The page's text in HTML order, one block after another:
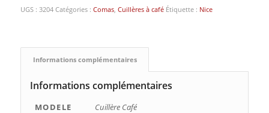
UGS : 3204 Catégories : Comas, Cuillères à café Étiquette : Nice
Informations complémentaires
Informations complémentaires
MODELE Cuillère Café